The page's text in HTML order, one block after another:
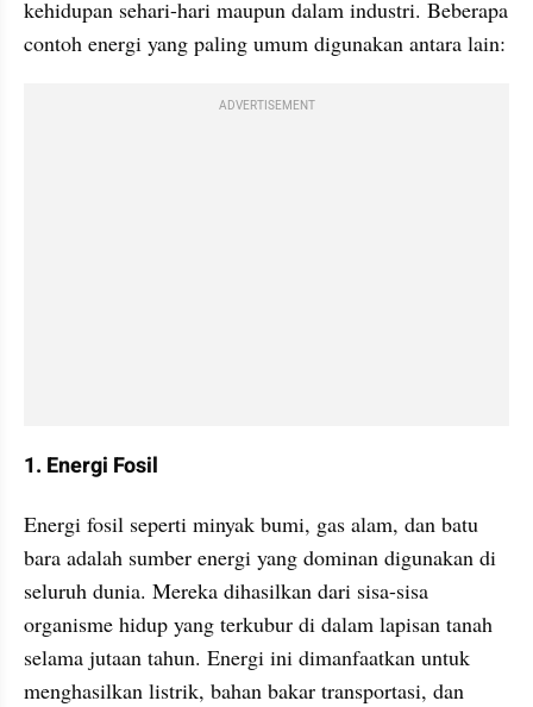
kehidupan sehari-hari maupun dalam industri. Beberapa
contoh energi yang paling umum digunakan antara lain:
ADVERTISEMENT
1. Energi Fosil
Energi fosil seperti minyak bumi, gas alam, dan batu
bara adalah sumber energi yang dominan digunakan di
seluruh dunia. Mereka dihasilkan dari sisa-sisa
organisme hidup yang terkubur di dalam lapisan tanah
selama jutaan tahun. Energi ini dimanfaatkan untuk
menghasilkan listrik, bahan bakar transportasi, dan